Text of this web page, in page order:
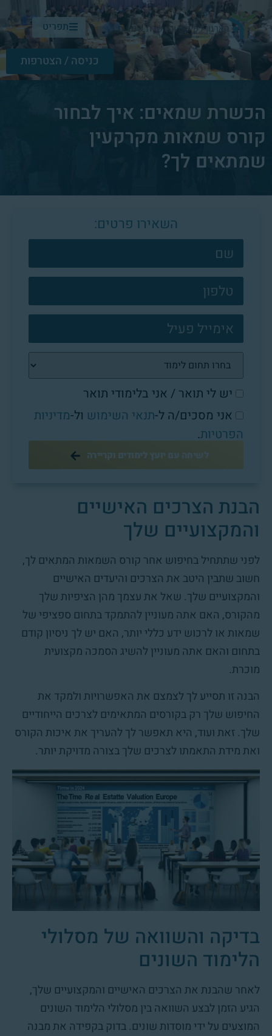
תפריט
כניסה / הצטרפות
הכשרת שמאים: איך לבחור
קורס שמאות מקרקעין
שמתאים לך?
השאירו פרטים:
צרו
קשר
פוטר
יש לי תואר / אני בלימודי תואר
אני מסכים/ה ל-תנאי השימוש ול-מדיניות
הפרטיות.
לשיחה עם יועץ לימודים וקריירה
הבנת הצרכים האישיים
והמקצועיים שלך
לפני שתתחיל בחיפוש אחר קורס השמאות המתאים לך,
חשוב שתבין היטב את הצרכים והיעדים האישיים
והמקצועיים שלך. שאל את עצמך מהן הציפיות שלך
מהקורס, האם אתה מעוניין להתמקד בתחום ספציפי של
שמאות או לרכוש ידע כללי יותר, האם יש לך ניסיון קודם
בתחום והאם אתה מעוניין להשיג הסמכה מקצועית
מוכרת.
הבנה זו תסייע לך לצמצם את האפשרויות ולמקד את
החיפוש שלך רק בקורסים המתאימים לצרכים הייחודיים
שלך. זאת ועוד, היא תאפשר לך להעריך את איכות הקורס
ואת מידת התאמתו לצרכים שלך בצורה מדויקת יותר.
בדיקה והשוואה של מסלולי
הלימוד השונים
לאחר שהבנת את הצרכים האישיים והמקצועיים שלך,
הגיע הזמן לבצע השוואה בין מסלולי הלימוד השונים
המוצעים על ידי מוסדות שונים. בדוק בקפידה את מבנה